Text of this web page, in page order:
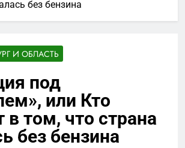
без бензина
И ОБЛАСТЬ
под
или Кто
в том, что страна
без бензина